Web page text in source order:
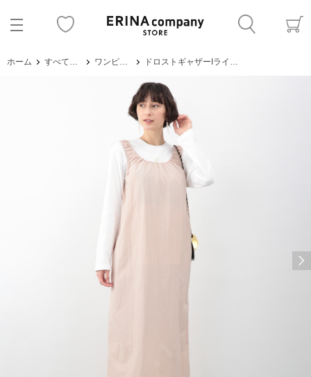
ホーム すべてのアイテム ワンピース・サロペット ドロストギャザーIラインワンピース